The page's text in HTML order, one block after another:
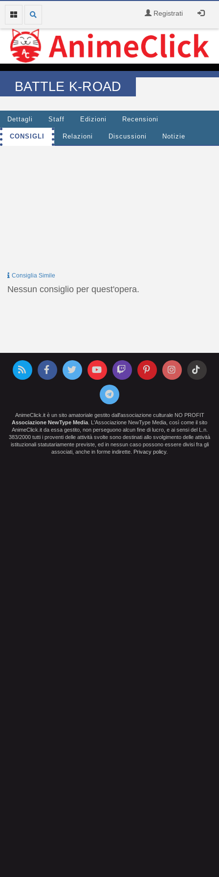
Registrati
BATTLE K-ROAD
Dettagli Staff Edizioni Recensioni
CONSIGLI Relazioni Discussioni Notizie
Consiglia Simile
Nessun consiglio per quest'opera.
AnimeClick.it è un sito amatoriale gestito dall'associazione culturale NO PROFIT
Associazione NewType Media . L'Associazione NewType Media, così come il sito
AnimeClick.it da essa gestito, non perseguono alcun fine di lucro, e ai sensi del L.n.
383/2000 tutti i proventi delle attività svolte sono destinati allo svolgimento delle attività
istituzionali statutariamente previste, ed in nessun caso possono essere divisi fra gli
associati, anche in forme indirette. Privacy policy.